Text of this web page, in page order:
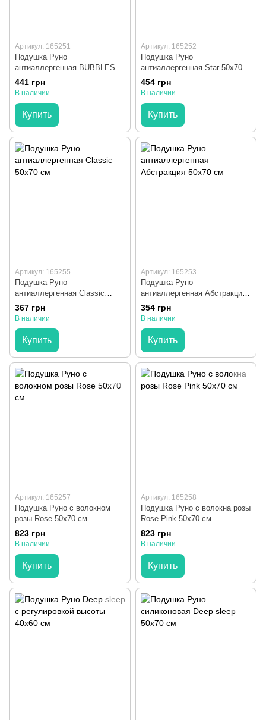
Артикул: 165251
Подушка Руно
антиаллергенная BUBBLES
50х70 см
441 грн
В наличии
Купить
Артикул: 165252
Подушка Руно
антиаллергенная Star 50х70
см
454 грн
В наличии
Купить
Артикул: 165255
Подушка Руно
антиаллергенная Classic
50х70 см
367 грн
В наличии
Купить
Артикул: 165253
Подушка Руно
антиаллергенная Абстракция
50х70 см
354 грн
В наличии
Купить
Артикул: 165257
Подушка Руно с волокном
розы Rose 50х70 см
823 грн
В наличии
Купить
Артикул: 165258
Подушка Руно с волокна розы
Rose Pink 50х70 см
823 грн
В наличии
Купить